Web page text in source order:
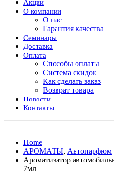
Акции
О компании
О нас
Гарантия качества
Семинары
Доставка
Оплата
Способы оплаты
Система скидок
Как сделать заказ
Возврат товара
Новости
Контакты
Home
АРОМАТЫ, Автопарфюм
Ароматизатор
7мл